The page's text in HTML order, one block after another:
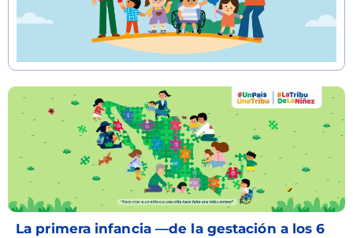
La primera infancia —de la gestación a los 6